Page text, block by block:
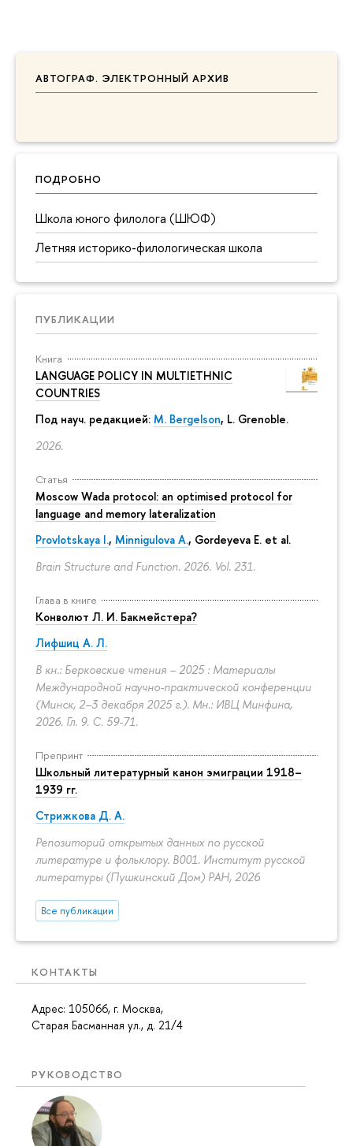
АВТОГРАФ. ЭЛЕКТРОННЫЙ АРХИВ
ПОДРОБНО
Школа юного филолога (ШЮФ)
Летняя историко-филологическая школа
ПУБЛИКАЦИИ
Книга
LANGUAGE POLICY IN MULTIETHNIC
COUNTRIES
Под науч. редакцией: M. Bergelson, L. Grenoble.
2026.
Статья
Moscow Wada protocol: an optimised protocol for
language and memory lateralization
Provlotskaya I., Minnigulova A., Gordeyeva E. et al.
Brain Structure and Function. 2026. Vol. 231.
Глава в книге
Конволют Л. И. Бакмейстера?
Лифшиц А. Л.
В кн.: Берковские чтения – 2025 : Материалы
Международной научно-практической конференции
(Минск, 2–3 декабря 2025 г.). Мн.: ИВЦ Минфина,
2026. Гл. 9. С. 59-71.
Препринт
Школьный литературный канон эмиграции 1918–
1939 гг.
Стрижкова Д. А.
Репозиторий открытых данных по русской
литературе и фольклору. B001. Институт русской
литературы (Пушкинский Дом) РАН, 2026
Все публикации
КОНТАКТЫ
Адрес: 105066, г. Москва,
Старая Басманная ул., д. 21/4
РУКОВОДСТВО